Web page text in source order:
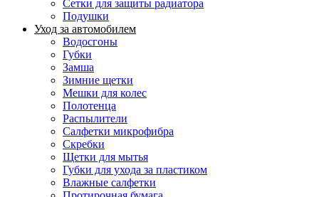
Сетки для защиты радиатора
Подушки
Уход за автомобилем
Водосгоны
Губки
Замша
Зимние щетки
Мешки для колес
Полотенца
Распылители
Салфетки микрофибра
Скребки
Щетки для мытья
Губки для ухода за пластиком
Влажные салфетки